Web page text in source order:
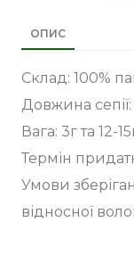
ОПИС
Склад: 100%
Довжина сепії:
Вага: 3г та 12-
Термін
Умови
відносної